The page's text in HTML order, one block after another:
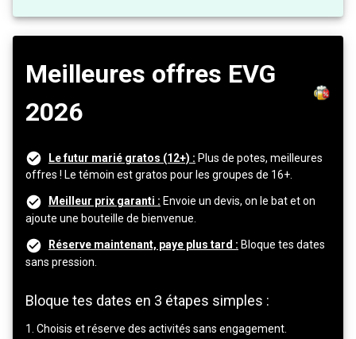
Meilleures offres EVG
2026
Le futur marié gratos (12+) : Plus de potes, meilleures
offres ! Le témoin est gratos pour les groupes de 16+.
Meilleur prix garanti : Envoie un devis, on le bat et on
ajoute une bouteille de bienvenue.
Réserve maintenant, paye plus tard : Bloque tes dates
sans pression.
Bloque tes dates en 3 étapes simples :
1. Choisis et réserve des activités sans engagement.